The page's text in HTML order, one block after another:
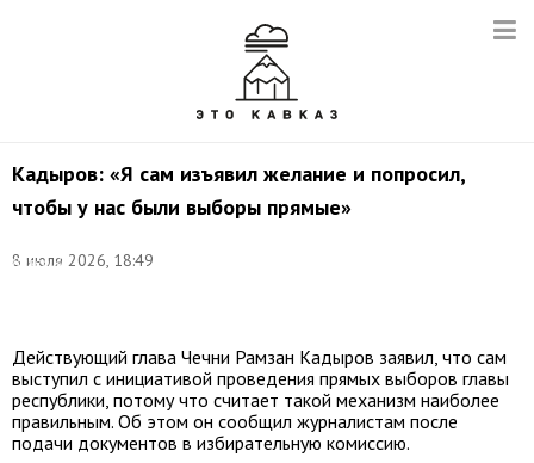
Кадыров: «Я сам изъявил желание и попросил,
чтобы у нас были выборы прямые»
8 июля 2026, 18:49
Валерий
Действующий глава Чечни Рамзан Кадыров заявил, что сам
выступил с инициативой проведения прямых выборов главы
республики, потому что считает такой механизм наиболее
правильным. Об этом он сообщил журналистам после
подачи документов в избирательную комиссию.